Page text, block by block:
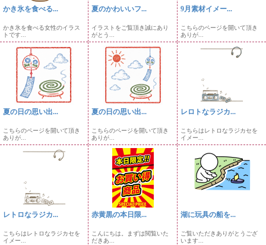
かき氷を食べる...
かき氷を食べる女性のイラス
トです...
夏のかわいいフ...
イラストをご覧頂き誠にあり
がとう...
9月素材イメー...
こちらのページを開いて頂き
ありが...
夏の日の思い出...
こちらのページを開いて頂き
ありが...
夏の日の思い出...
こちらのページを開いて頂き
ありが...
レロトなラジカ...
こちらはレトロなラジカセを
イメー...
レトロなラジカ...
こちらはレトロなラジカセを
イメー...
赤黄黒の本日限...
こんにちは。まずは閲覧いた
だきあ...
湖に玩具の船を...
ご覧いただきありがとうござ
います...